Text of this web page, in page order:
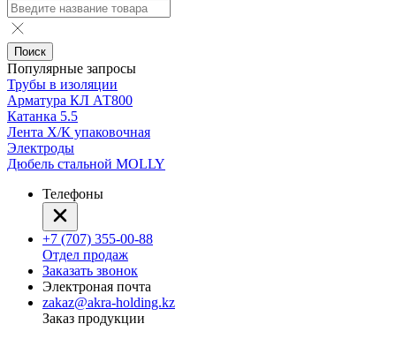
Поиск
Популярные запросы
Трубы в изоляции
Арматура КЛ АТ800
Катанка 5.5
Лента Х/К упаковочная
Электроды
Дюбель стальной MOLLY
Телефоны
+7 (707) 355-00-88
Отдел продаж
Заказать звонок
Электроная почта
zakaz@akra-holding.kz
Заказ продукции